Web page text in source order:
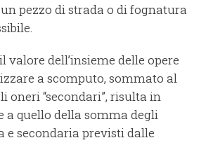
pezzo di strada o di fognatura
valore dell’insieme delle opere
a scomputo, sommato al
oneri “secondari”, risulta in
a quello della somma degli
e secondaria previsti dalle